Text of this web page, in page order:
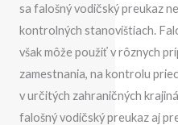
sa falošný vodičský preukaz
kontrolných stanovištiach.
však môže použiť v rôznych
zamestnania, na kontrolu
v určitých zahraničných
falošný vodičský preukaz aj